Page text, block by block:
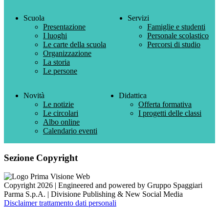
Scuola
Presentazione
I luoghi
Le carte della scuola
Organizzazione
La storia
Le persone
Servizi
Famiglie e studenti
Personale scolastico
Percorsi di studio
Novità
Le notizie
Le circolari
Albo online
Calendario eventi
Didattica
Offerta formativa
I progetti delle classi
Sezione Copyright
Copyright 2026 | Engineered and powered by Gruppo Spaggiari
Parma S.p.A. | Divisione Publishing & New Social Media
Disclaimer trattamento dati personali